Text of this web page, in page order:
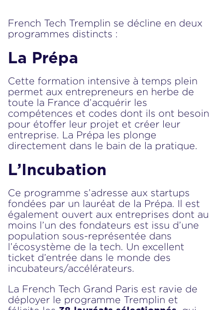
French Tech Tremplin se décline en deux
programmes distincts :
La Prépa
Cette formation intensive à temps plein
permet aux entrepreneurs en herbe de
toute la France d’acquérir les
compétences et codes dont ils ont besoin
pour étoffer leur projet et créer leur
entreprise. La Prépa les plonge
directement dans le bain de la pratique.
L’Incubation
Ce programme s’adresse aux startups
fondées par un lauréat de la Prépa. Il est
également ouvert aux entreprises dont au
moins l’un des fondateurs est issu d’une
population sous-représentée dans
l’écosystème de la tech. Un excellent
ticket d’entrée dans le monde des
incubateurs/accélérateurs.
La French Tech Grand Paris est ravie de
déployer le programme Tremplin et